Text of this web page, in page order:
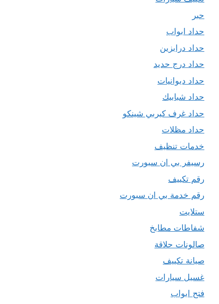
حبر
حداد ابواب
حداد درابزين
حداد درج حديد
حداد ديوانيات
حداد شبابيك
حداد غرف كيربي شينكو
حداد مظلات
خدمات تنظيف
رسيفر بي ان سبورت
رقم تكييف
رقم خدمة بي ان سبورت
ستلايت
شفاطات مطابخ
صالونات حلاقة
صيانة تكييف
غسيل سيارات
فتح ابواب